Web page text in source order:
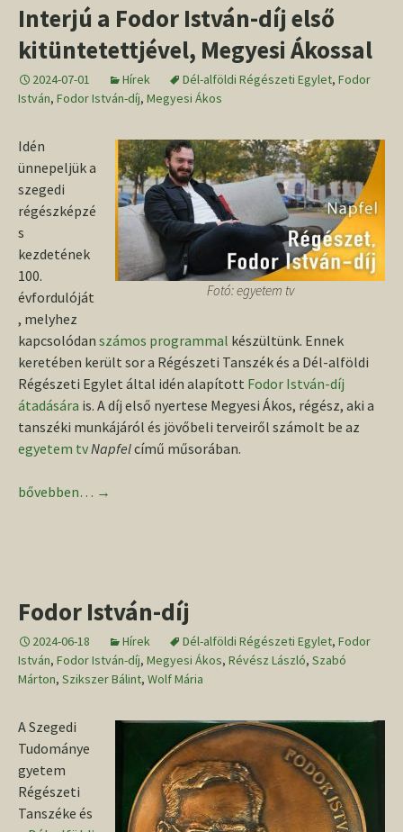
Interjú a Fodor István-díj első
kitüntetettjével, Megyesi Ákossal
2024-07-01 Hírek Dél-alföldi Régészeti Egylet, Fodor
István, Fodor István-díj, Megyesi Ákos
Fotó: egyetem tv
Idén
ünnepeljük a
szegedi
régészképzé
s
kezdetének
100.
évfordulóját
, melyhez
kapcsolódan számos programmal készültünk. Ennek
keretében került sor a Régészeti Tanszék és a Dél-alföldi
Régészeti Egylet által idén alapított Fodor István-díj
átadására is. A díj első nyertese Megyesi Ákos, régész, aki a
tanszéki munkájáról és jövőbeli terveiről számolt be az
egyetem tvNapfelcímű műsorában.
Interjú a Fodor István-díj első kitüntetettjével, Megyesi
bővebben… →
Fodor István-díj
2024-06-18 Hírek Dél-alföldi Régészeti Egylet, Fodor
István, Fodor István-díj, Megyesi Ákos, Révész László, Szabó
Márton, Szikszer Bálint, Wolf Mária
A Szegedi
Tudománye
gyetem
Régészeti
Tanszéke és